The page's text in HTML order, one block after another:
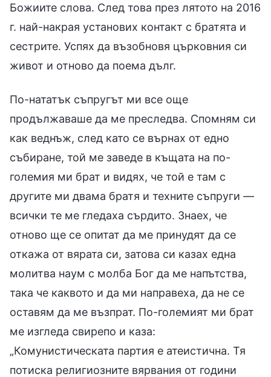
Божиите слова. След това през лятото на 2016
г. най-накрая установих контакт с братята и
сестрите. Успях да възобновя църковния си
живот и отново да поема дълг.
По-нататък съпругът ми все още
продължаваше да ме преследва. Спомням си
как веднъж, след като се върнах от едно
събиране, той ме заведе в къщата на по-
големия ми брат и видях, че той е там с
другите ми двама братя и техните съпруги —
всички те ме гледаха сърдито. Знаех, че
отново ще се опитат да ме принудят да се
откажа от вярата си, затова си казах една
молитва наум с молба Бог да ме напътства,
така че каквото и да ми направеха, да не се
оставям да ме възпрат. По-големият ми брат
ме изгледа свирепо и каза:
„Комунистическата партия е атеистична. Тя
потиска религиозните вярвания от години